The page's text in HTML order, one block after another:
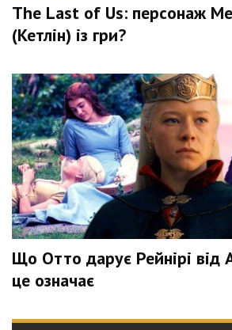
The Last of Us: персонаж
(Кетлін) із гри?
Що Отто дарує Рейнірі від
це означає